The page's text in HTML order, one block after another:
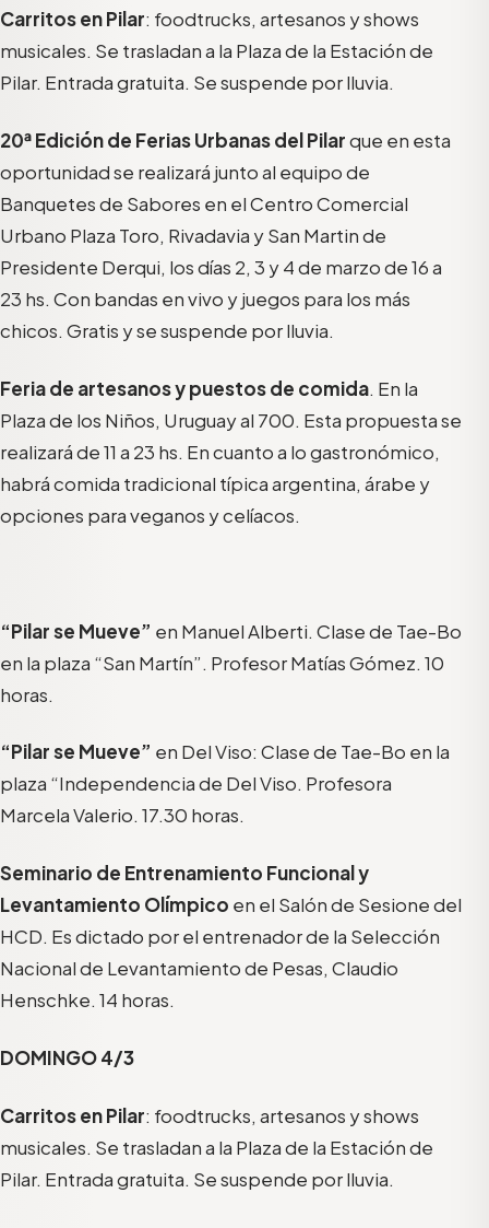
Carritos en Pilar: foodtrucks, artesanos y shows
musicales. Se trasladan a la Plaza de la Estación de
Pilar. Entrada gratuita. Se suspende por lluvia.
20ª Edición de Ferias Urbanas del Pilarque en esta
oportunidad se realizará junto al equipo de
Banquetes de Sabores en el Centro Comercial
Urbano Plaza Toro, Rivadavia y San Martin de
Presidente Derqui, los días 2, 3 y 4 de marzo de 16 a
23 hs. Con bandas en vivo y juegos para los más
chicos. Gratis y se suspende por lluvia.
Feria de artesanos y puestos de comida. En la
Plaza de los Niños, Uruguay al 700. Esta propuesta se
realizará de 11 a 23 hs. En cuanto a lo gastronómico,
habrá comida tradicional típica argentina, árabe y
opciones para veganos y celíacos.
“Pilar se Mueve” en Manuel Alberti. Clase de Tae-Bo
en la plaza “San Martín”. Profesor Matías Gómez. 10
horas.
“Pilar se Mueve” en Del Viso: Clase de Tae-Bo en la
plaza “Independencia de Del Viso. Profesora
Marcela Valerio. 17.30 horas.
Seminario de Entrenamiento Funcional y
Levantamiento Olímpico en el Salón de Sesione del
HCD. Es dictado por el entrenador de la Selección
Nacional de Levantamiento de Pesas, Claudio
Henschke. 14 horas.
DOMINGO 4/3
Carritos en Pilar: foodtrucks, artesanos y shows
musicales. Se trasladan a la Plaza de la Estación de
Pilar. Entrada gratuita. Se suspende por lluvia.